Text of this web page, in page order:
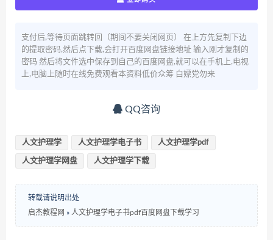
支付后,等待页面跳转回（期间不要关闭网页） 在上方先复制下边
的提取密码,然后点下载,会打开百度网盘链接地址 输入刚才复制的
密码 然后将文件选中保存到自己的百度网盘,就可以在手机上,电视
上,电脑上随时在线免费观看本资料低价众筹 白嫖党勿来
QQ咨询
人文护理学 人文护理学电子书 人文护理学pdf
人文护理学网盘 人文护理学下载
转载请说明出处
启杰教程网 » 人文护理学电子书pdf百度网盘下载学习